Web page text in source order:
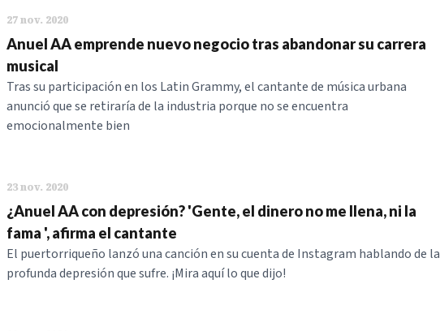
27 nov. 2020
Anuel AA emprende nuevo negocio tras abandonar su carrera
musical
Tras su participación en los Latin Grammy, el cantante de música urbana
anunció que se retiraría de la industria porque no se encuentra
emocionalmente bien
23 nov. 2020
¿Anuel AA con depresión? 'Gente, el dinero no me llena, ni la
fama ', afirma el cantante
El puertorriqueño lanzó una canción en su cuenta de Instagram hablando de la
profunda depresión que sufre. ¡Mira aquí lo que dijo!